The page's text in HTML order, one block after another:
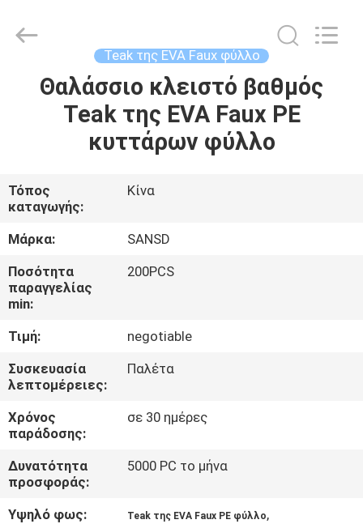
ΣΠΊΤΙ
ΠΡΟΪΌΝΤΑ
ΒΊΝΤΕΟ
ΠΕΡΊΠΟΥ
ΕΜΕΊΣ
ΕΡΓΟΣΤΑΣΊΩΝ
ΠΟΙΟΤΙΚΌΣ
ΈΛΕΓΧΟΣ
ΜΑΣ
ΕΛΆΤΕ
Rights
Teak της EVA Faux φύλλο
Θαλάσσιο κλειστό βαθμός
Teak της EVA Faux PE
κυττάρων φύλλο
Τόπος
καταγωγής:
Κίνα
Μάρκα:
SANSD
Ποσότητα
παραγγελίας
min:
200PCS
Τιμή:
negotiable
Συσκευασία
λεπτομέρειες:
Παλέτα
Χρόνος
παράδοσης:
σε 30 ημέρες
Δυνατότητα
προσφοράς:
5000 PC το μήνα
Υψηλό φως: Teak της EVA Faux PE φύλλο,